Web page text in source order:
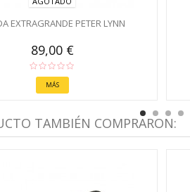
EXTRAGRANDE PETER LYNN
89,00 €
MÁS
TAMBIÉN COMPRARON: